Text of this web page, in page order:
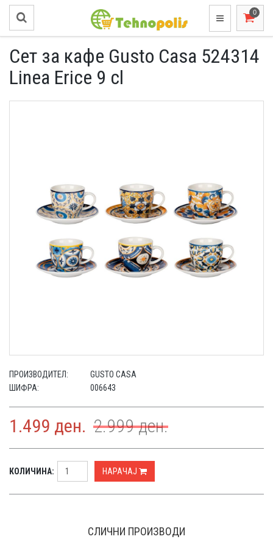
Сет за кафе Gusto Casa 524314
Linea Erice 9 cl
ПРОИЗВОДИТЕЛ:
GUSTO CASA
ШИФРА:
006643
1.499 ден. 2.999ден.
КОЛИЧИНА: НАРАЧАЈ
СЛИЧНИ ПРОИЗВОДИ